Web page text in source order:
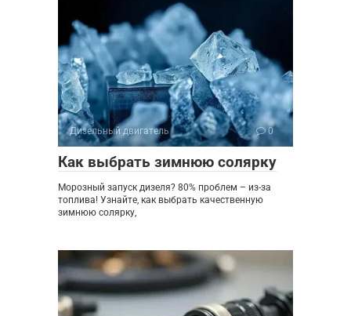
Дизельный двигатель 0
Как выбрать зимнюю солярку
Морозный запуск дизеля? 80% проблем – из-за
топлива! Узнайте, как выбрать качественную
зимнюю солярку,